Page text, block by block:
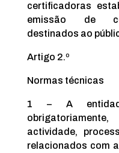
certificadoras
emissão de
destinados ao
Artigo 2.º
Normas técnicas
1 – A
actividade,
relacionados com